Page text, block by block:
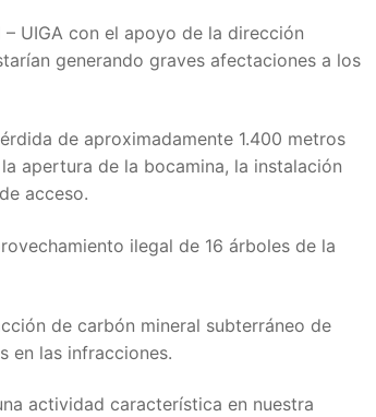
UIGA con el apoyo de la dirección
generando graves afectaciones a los
de aproximadamente 1.400 metros
apertura de la bocamina, la instalación
acceso.
ilegal de 16 árboles de la
de carbón mineral subterráneo de
en las infracciones.
actividad característica en nuestra